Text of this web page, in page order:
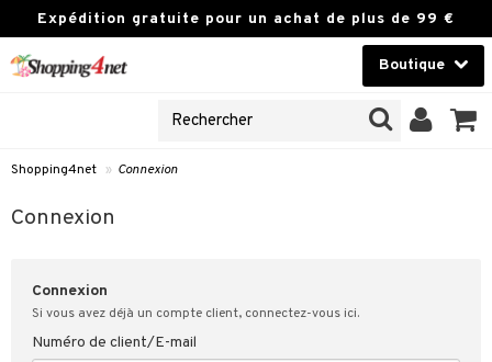
Expédition gratuite pour un achat de plus de 99 €
Boutique
Lentilles de contact
Marque
Shopping4net » Connexion
Connexion
Connexion
Si vous avez déjà un compte client, connectez-vous ici.
Numéro de client/E-mail
client
Client
& réponses